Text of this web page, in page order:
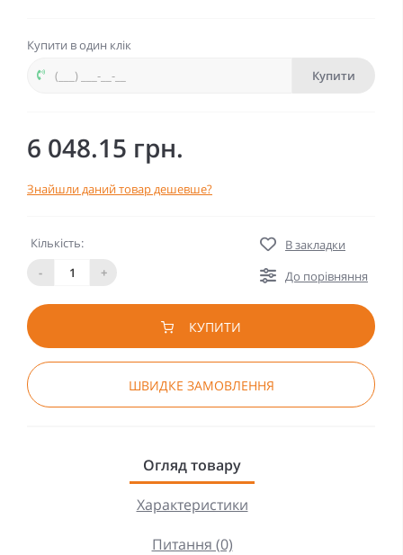
Купити в один клік
Купити
6 048.15 грн.
Знайшли даний товар дешевше?
Кількість:
-
+
В закладки
До порівняння
КУПИТИ
ШВИДКЕ ЗАМОВЛЕННЯ
Огляд товару
Характеристики
Питання (0)